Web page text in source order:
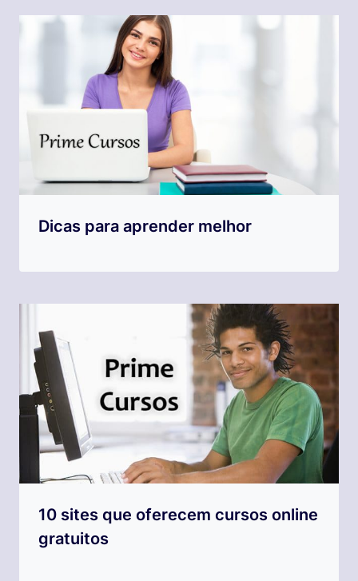
Dicas para aprender melhor
10 sites que oferecem cursos online
gratuitos